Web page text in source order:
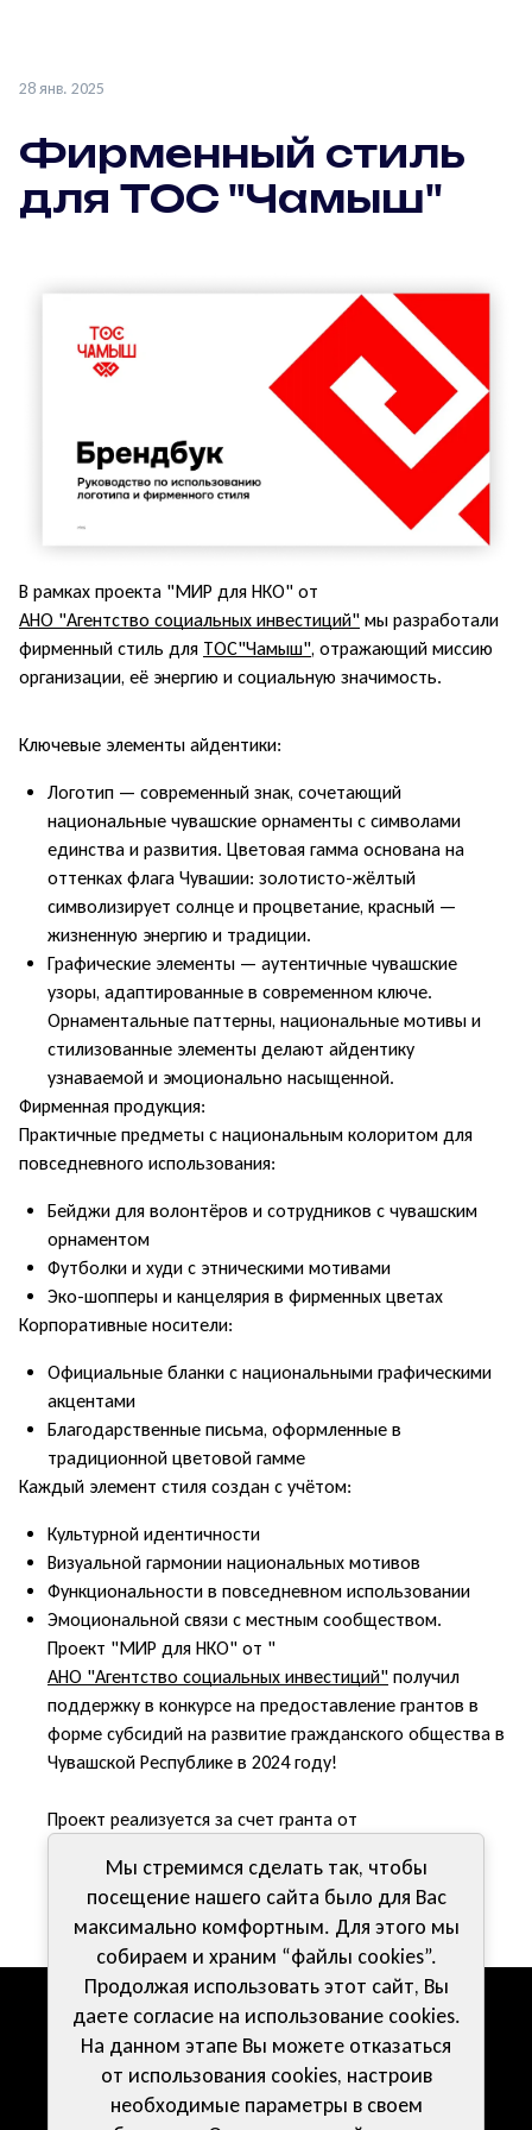
Мы стремимся сделать так, чтобы
посещение нашего сайта было для Вас
максимально комфортным. Для этого мы
собираем и храним “файлы cookies”.
Продолжая использовать этот сайт, Вы
даете согласие на использование cookies.
На данном этапе Вы можете отказаться
от использования cookies, настроив
необходимые параметры в своем
28 янв. 2025
Фирменный стиль
для ТОС "Чамыш"
В рамках проекта "МИР для НКО" от
АНО "Агентство социальных инвестиций" мы разработали
фирменный стиль для ТОС"Чамыш", отражающий миссию
организации, её энергию и социальную значимость.
Ключевые элементы айдентики:
Логотип — современный знак, сочетающий
национальные чувашские орнаменты с символами
единства и развития. Цветовая гамма основана на
оттенках флага Чувашии: золотисто-жёлтый
символизирует солнце и процветание, красный —
жизненную энергию и традиции.
Графические элементы — аутентичные чувашские
узоры, адаптированные в современном ключе.
Орнаментальные паттерны, национальные мотивы и
стилизованные элементы делают айдентику
узнаваемой и эмоционально насыщенной.
Фирменная продукция:
Практичные предметы с национальным колоритом для
повседневного использования:
Бейджи для волонтёров и сотрудников с чувашским
орнаментом
Футболки и худи с этническими мотивами
Эко-шопперы и канцелярия в фирменных цветах
Корпоративные носители:
Официальные бланки с национальными графическими
акцентами
Благодарственные письма, оформленные в
традиционной цветовой гамме
Каждый элемент стиля создан с учётом:
Культурной идентичности
Визуальной гармонии национальных мотивов
Функциональности в повседневном использовании
Эмоциональной связи с местным сообществом.
Проект "МИР для НКО" от "
АНО "Агентство социальных инвестиций" получил
поддержку в конкурсе на предоставление грантов в
форме субсидий на развитие гражданского общества в
Чувашской Республике в 2024 году!
Проект реализуется за счет гранта от
Фонда Президентских грантов.
КомпетенцииДокументы
ВолонтерамКонтакты